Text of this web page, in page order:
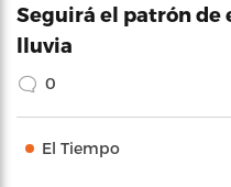
Seguirá el patrón de
lluvia
0
El Tiempo